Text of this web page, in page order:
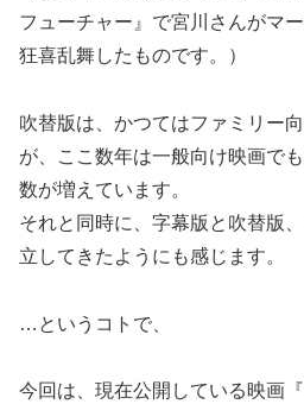
フューチャー』で宮川さんがマ
狂喜乱舞したものです。）
吹替版は、かつてはファミリー
が、ここ数年は一般向け映画で
数が増えています。
それと同時に、字幕版と吹替版
立してきたようにも感じます。
…というコトで、
今回は、現在公開している映画